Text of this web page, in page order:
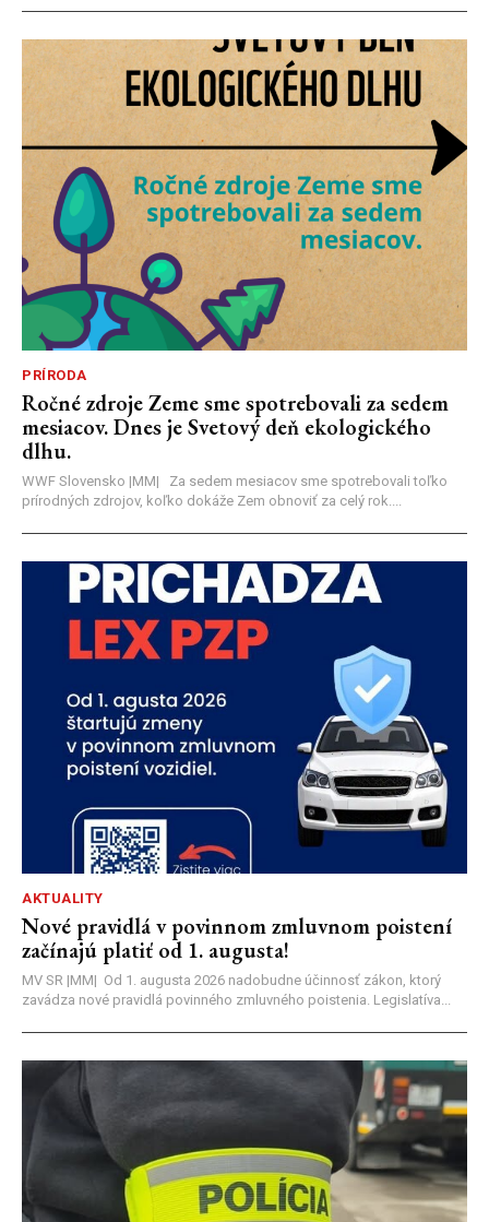
PRÍRODA
Ročné zdroje Zeme sme spotrebovali za sedem
mesiacov. Dnes je Svetový deň ekologického
dlhu.
WWF Slovensko |MM| Za sedem mesiacov sme spotrebovali toľko
prírodných zdrojov, koľko dokáže Zem obnoviť za celý rok....
AKTUALITY
Nové pravidlá v povinnom zmluvnom poistení
začínajú platiť od 1. augusta!
MV SR |MM| Od 1. augusta 2026 nadobudne účinnosť zákon, ktorý
zavádza nové pravidlá povinného zmluvného poistenia. Legislatíva...